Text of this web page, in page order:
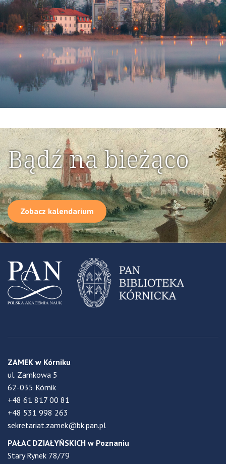
Bądź na bieżąco
Zobacz kalendarium
ZAMEK w Kórniku
ul. Zamkowa 5
62-035 Kórnik
+48 61 817 00 81
+48 531 998 263
sekretariat.zamek@bk.pan.pl
PAŁAC DZIAŁYŃSKICH w Poznaniu
Stary Rynek 78/79